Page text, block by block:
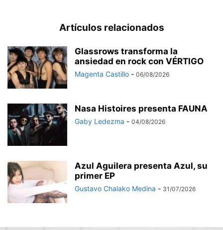
Artículos relacionados
Glassrows transforma la
ansiedad en rock con VÉRTIGO
Magenta Castillo - 06/08/2026
Nasa Histoires presenta FAUNA
Gaby Ledezma - 04/08/2026
Azul Aguilera presenta Azul, su
primer EP
Gustavo Chalako Medina - 31/07/2026